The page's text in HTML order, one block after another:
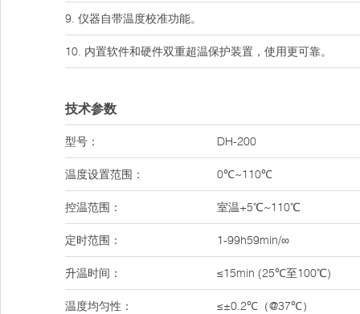
9. 仪器自带温度校准功能。
10. 内置软件和硬件双重超温保护装置，使用更可靠。
技术参数
型号： DH-200
温度设置范围： 0℃~110℃
控温范围： 室温+5℃~110℃
定时范围： 1-99h59min/∞
升温时间： ≤15min (25℃至100℃)
温度均匀性： ≤±0.2℃（@37℃）